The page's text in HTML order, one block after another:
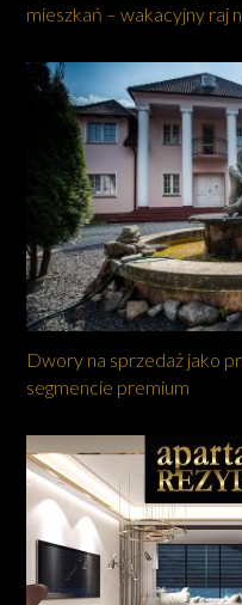
mieszkań – wakacyjny raj
Dwory na sprzedaż jako
segmencie premium